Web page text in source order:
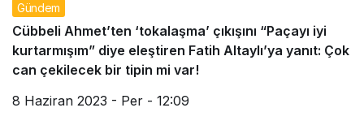
Gündem
Cübbeli Ahmet’ten ‘tokalaşma’ çıkışını “Paçayı iyi
kurtarmışım” diye eleştiren Fatih Altaylı’ya yanıt: Çok
can çekilecek bir tipin mi var!
8 Haziran 2023 - Per - 12:09